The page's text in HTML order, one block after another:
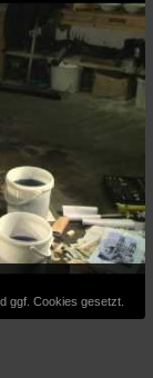
ggf. Cookies gesetzt.